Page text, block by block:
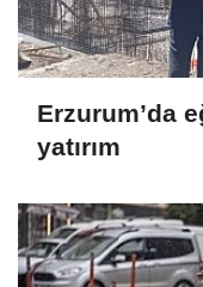
Erzurum’da
yatırım